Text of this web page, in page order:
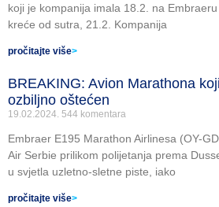
koji je kompanija imala 18.2. na
kreće od sutra, 21.2. Kompanija
pročitajte više>
BREAKING: Avion Marathona
ozbiljno oštećen
19.02.2024. 544 komentara
Embraer E195 Marathon Airlinesa (OY-
Air Serbie prilikom polijetanja prema
u svjetla uzletno-sletne piste, iako
pročitajte više>